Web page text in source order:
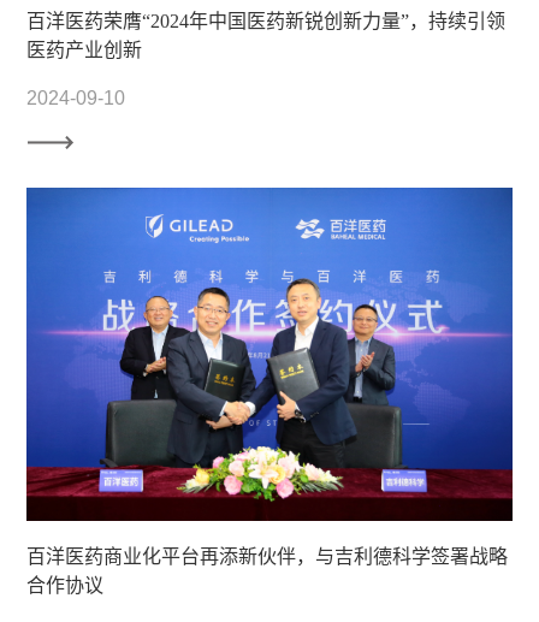
百洋医药荣膺“2024年中国医药新锐创新力量”，持续引领
医药产业创新
2024-09-10
百洋医药商业化平台再添新伙伴，与吉利德科学签署战略
合作协议